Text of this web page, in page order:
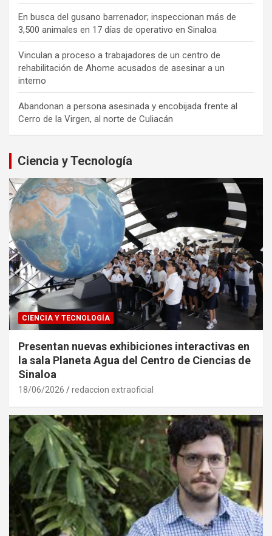
En busca del gusano barrenador; inspeccionan más de
3,500 animales en 17 días de operativo en Sinaloa
Vinculan a proceso a trabajadores de un centro de
rehabilitación de Ahome acusados de asesinar a un
interno
Abandonan a persona asesinada y encobijada frente al
Cerro de la Virgen, al norte de Culiacán
Ciencia y Tecnología
CIENCIA Y TECNOLOGÍA
Presentan nuevas exhibiciones interactivas en
la sala Planeta Agua del Centro de Ciencias de
Sinaloa
18/06/2026 redaccion extraoficial